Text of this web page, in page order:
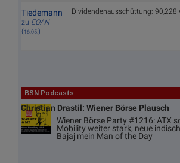
Tiedemann
zu EOAN
( 16.05.)
Dividendenausschüttung: 90,228
BSN Podcasts
Christian Drastil: Wiener Börse Plausch
Wiener Börse Party #1216: ATX
Mobility weiter stark, neue
Bajaj mein Man of the Day